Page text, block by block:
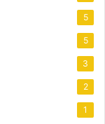
5
5
3
2
1